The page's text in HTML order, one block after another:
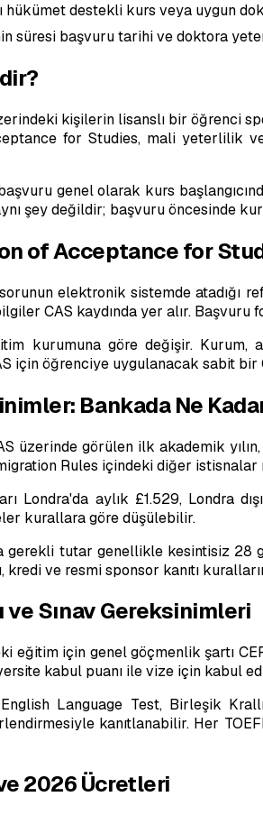
hükümet destekli kurs veya uygun
süresi başvuru tarihi ve doktora
kişilerin lisanslı bir öğrenci
for Studies, mali yeterlilik
genel olarak kurs
şey değildir; başvuru öncesinde
of Acceptance for
elektronik sistemde atadığı
CAS kaydında yer alır. Başvuru
kurumuna göre değişir.
için öğrenciye uygulanacak sabit
Bankada Ne
üzerinde görülen ilk akademik
Rules içindeki diğer istisnalar
Londra'da aylık £1.529, Londra
kurallara göre düşülebilir.
gerekli tutar genellikle kesintisiz 28
ve resmi sponsor kanıtı
ve Sınav Gereksinimleri
eğitim için genel göçmenlik şartı
kabul puanı ile vize için kabul
Language Test, Birleşik
kanıtlanabilir. Her
2026 Ücretleri